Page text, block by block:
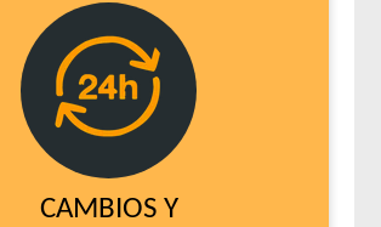
Veterinary Calm
Veterinary Castrado Weight Control
Veterinary Diabetic
Veterinary Hypoallergenic
Renal
Veterinary Satiety Support Weight
CAMBIOS Y